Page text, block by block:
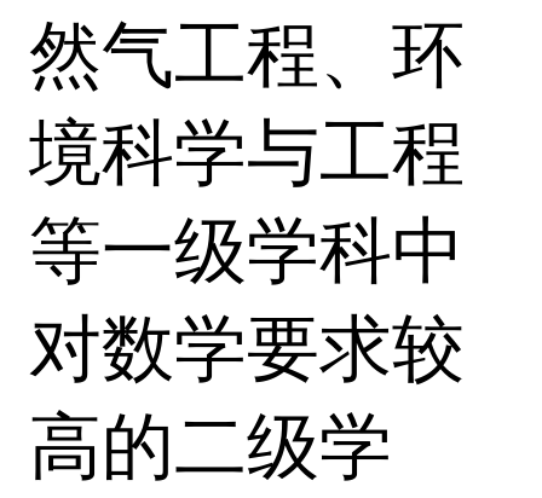
然气工程、环
境科学与工程
等一级学科中
对数学要求较
高的二级学